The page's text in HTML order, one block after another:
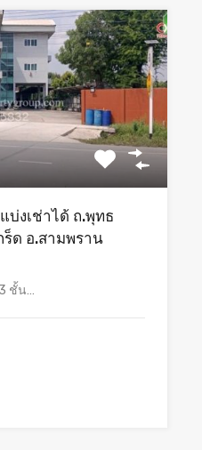
บ่งเช่าได้ ถ.พุทธ
ด อ.สามพราน
ชั้น…